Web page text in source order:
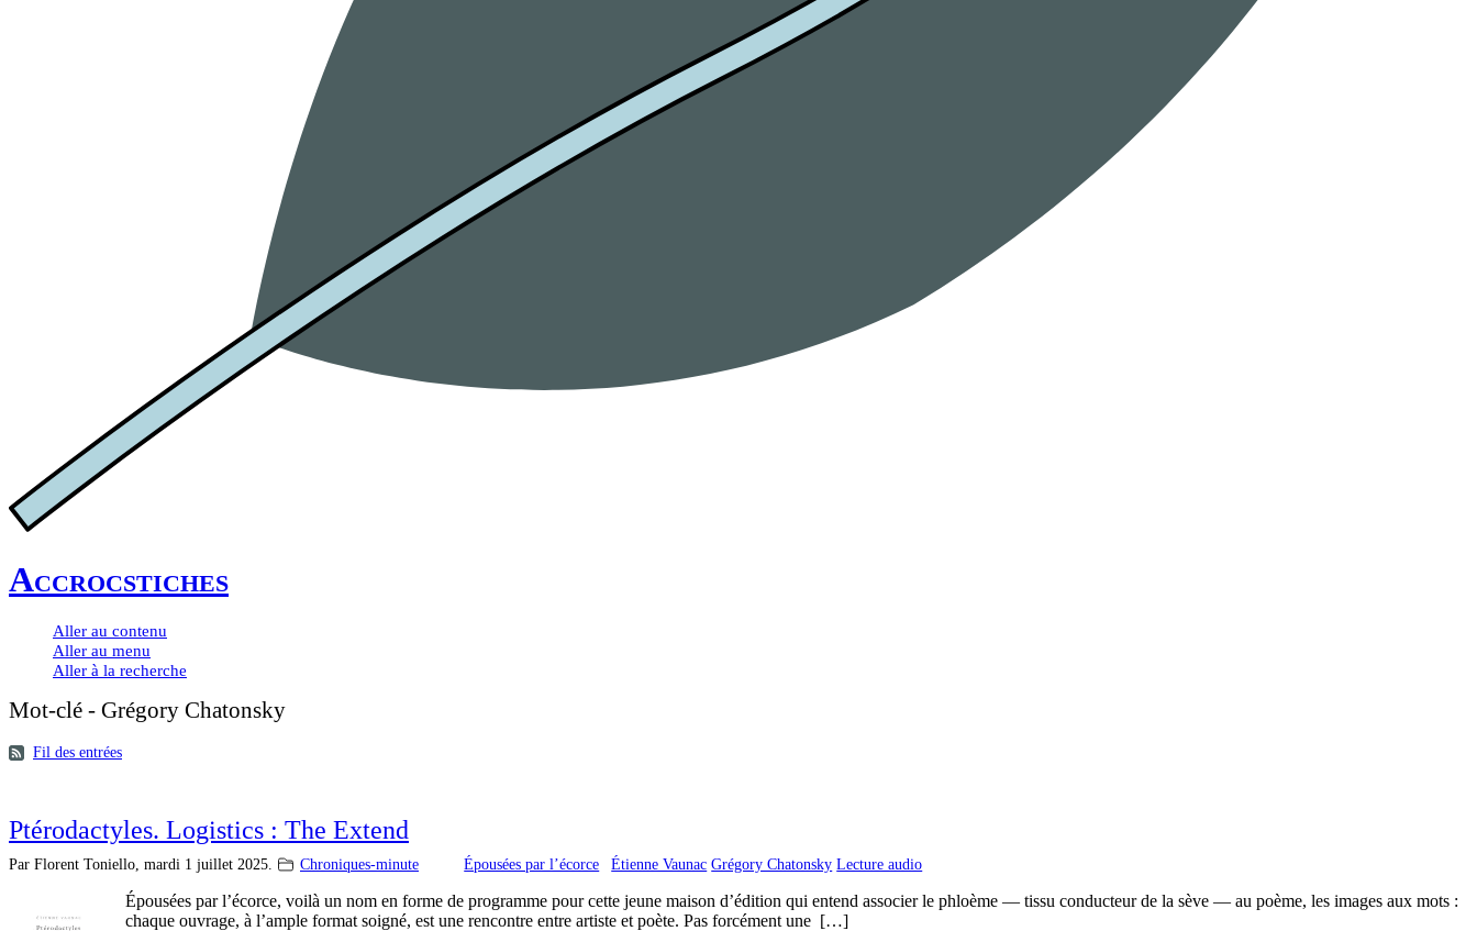
Accrocstiches
Aller au contenu
Aller au menu
Aller à la recherche
Mot-clé - Grégory Chatonsky
Fil des entrées
Ptérodactyles. Logistics : The Extend
Par Florent Toniello, mardi 1 juillet 2025. Chroniques-minute Épousées par l’écorce Étienne Vaunac Grégory Chatonsky Lecture audio
Épousées par l’écorce, voilà un nom en forme de programme pour cette jeune maison d’édition qui entend associer le phloème — tissu conducteur de la sève — au poème, les images aux mots :
chaque ouvrage, à l’ample format soigné, est une rencontre entre artiste et poète. Pas forcément une […]